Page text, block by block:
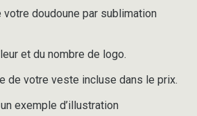
doudoune par sublimation
et du nombre de logo.
de votre veste incluse dans le prix.
exemple d’illustration